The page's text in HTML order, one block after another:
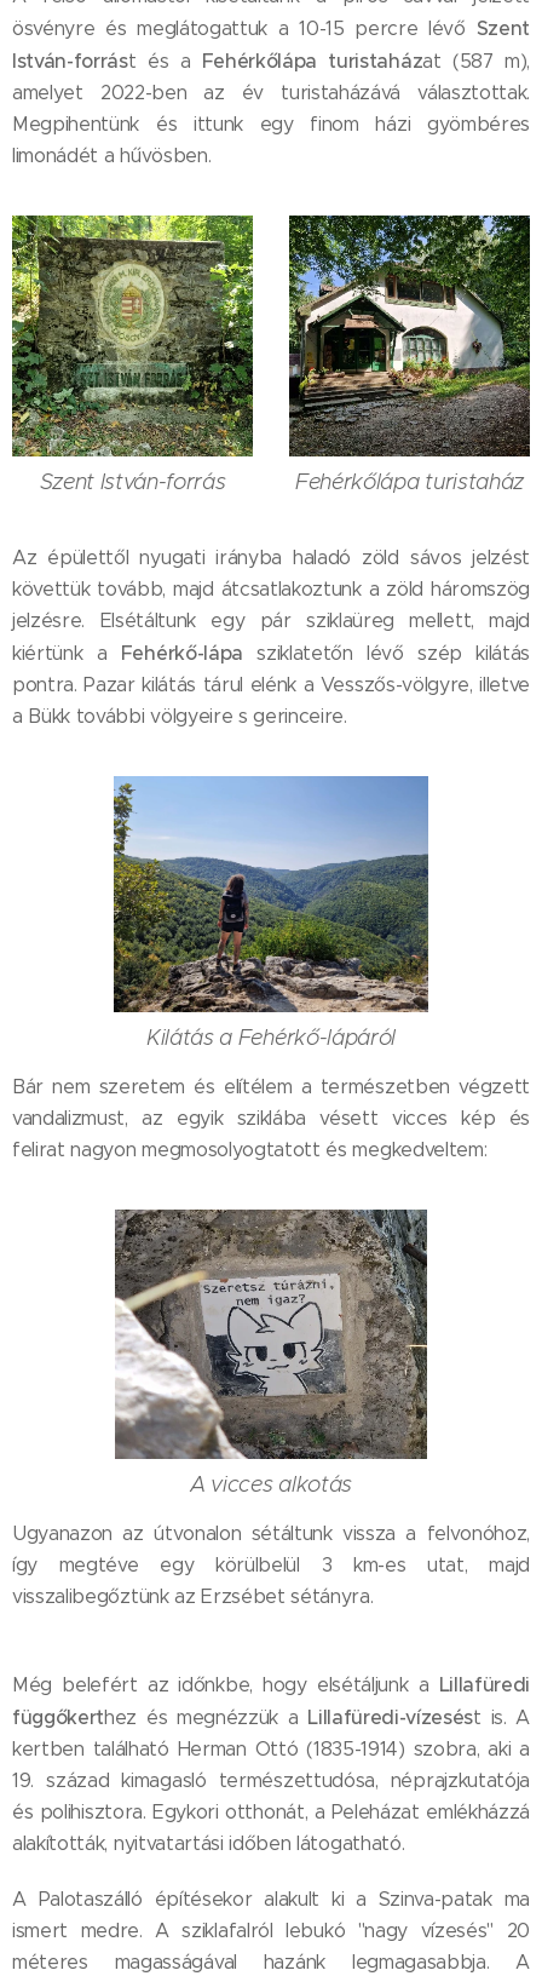
ösvényre és meglátogattuk a 10-15 percre lévő Szent
István-forrást és a Fehérkőlápa turistaházat (587 m),
amelyet 2022-ben az év turistaházává választottak.
Megpihentünk és ittunk egy finom házi gyömbéres
limonádét a hűvösben.
Szent István-forrás Fehérkőlápa turistaház
Az épülettől nyugati irányba haladó zöld sávos jelzést
követtük tovább, majd átcsatlakoztunk a zöld háromszög
jelzésre. Elsétáltunk egy pár sziklaüreg mellett, majd
kiértünk a Fehérkő-lápa sziklatetőn lévő szép kilátás
pontra. Pazar kilátás tárul elénk a Vesszős-völgyre, illetve
a Bükk további völgyeire s gerinceire.
Kilátás a Fehérkő-lápáról
Bár nem szeretem és elítélem a természetben végzett
vandalizmust, az egyik sziklába vésett vicces kép és
felirat nagyon megmosolyogtatott és megkedveltem:
A vicces alkotás
Ugyanazon az útvonalon sétáltunk vissza a felvonóhoz,
így megtéve egy körülbelül 3 km-es utat, majd
visszalibegőztünk az Erzsébet sétányra.
Még belefért az időnkbe, hogy elsétáljunk a Lillafüredi
függőkerthez és megnézzük a Lillafüredi-vízesést is. A
kertben található Herman Ottó (1835-1914) szobra, aki a
19. század kimagasló természettudósa, néprajzkutatója
és polihisztora. Egykori otthonát, a Peleházat emlékházzá
alakították, nyitvatartási időben látogatható.
A Palotaszálló építésekor alakult ki a Szinva-patak ma
ismert medre. A sziklafalról lebukó "nagy vízesés" 20
méteres magasságával hazánk legmagasabbja. A